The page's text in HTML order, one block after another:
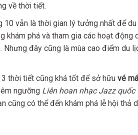
về thời tiết.
10 vẫn là thời gian lý tưởng nhất để
khám phá và tham gia các hoạt động
đây cũng là mùa cao điểm du
thời tiết cũng khá tốt để sở hữu vé
ngưỡng Liên hoan nhạc Jazz quốc
cũng có thể đến khám phá lễ hội thả